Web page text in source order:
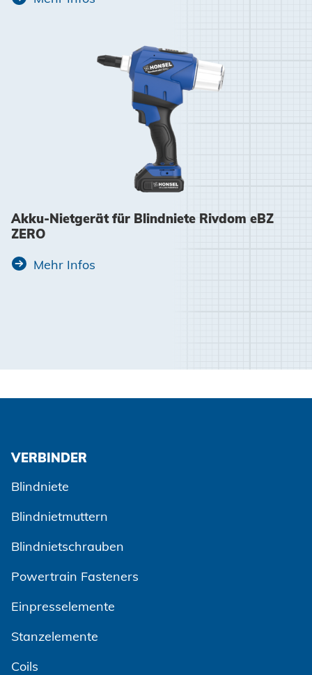
Akku-Nietgerät für Blindniete Rivdom eBZ
ZERO
Mehr Infos
VERBINDER
Blindniete
Blindnietmuttern
Blindnietschrauben
Powertrain Fasteners
Einpresselemente
Stanzelemente
Coils